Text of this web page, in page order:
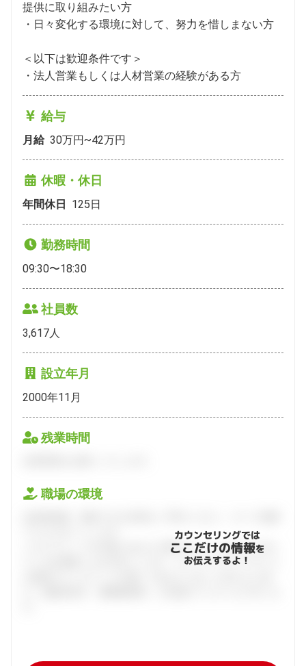
提供に取り組みたい方
・日々変化する環境に対して、努力を惜しまない方
＜以下は歓迎条件です＞
・法人営業もしくは人材営業の経験がある方
給与
月給 30万円~42万円
休暇・休日
年間休日 125日
勤務時間
09:30〜18:30
社員数
3,617人
設立年月
2000年11月
残業時間
職場の環境
ハタラクティブが企業とあなたの間に立って、あなたに向い
ている仕事探しをお手伝いします。キャリアアドバイザーと
カウンセリングでは
ここだけの情報を
お伝えするよ！